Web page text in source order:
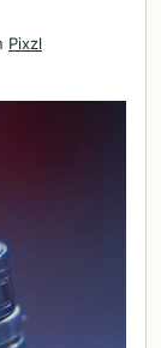
Pixzl